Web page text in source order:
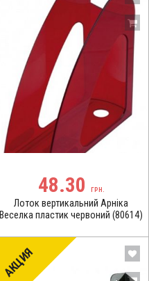
48.30 ГРН.
Лоток вертикальний Арніка
Веселка пластик червоний (80614)
АКЦИЯ